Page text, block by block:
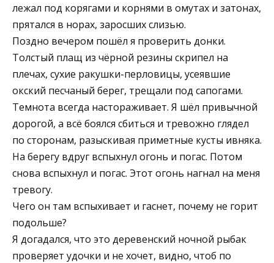
лежал под корягами и корнями в омутах и затонах,
прятался в норах, заросших слизью.
Поздно вечером пошёл я проверить донки.
Толстый плащ из чёрной резины скрипел на
плечах, сухие ракушки-перловицы, усеявшие
окский песчаный берег, трещали под сапогами.
Темнота всегда настораживает. Я шёл привычной
дорогой, а всё боялся сбиться и тревожно глядел
по сторонам, разыскивая приметные кусты ивняка.
На берегу вдруг вспыхнул огонь и погас. Потом
снова вспыхнул и погас. Этот огонь нагнал на меня
тревогу.
Чего он там вспыхивает и гаснет, почему не горит
подольше?
Я догадался, что это деревенский ночной рыбак
проверяет удочки и не хочет, видно, чтоб по